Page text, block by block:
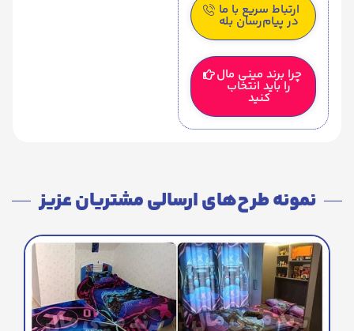
ارتباط سریع با ما
در پیام‌رسان بله
چرا برند مینی مال
را باید انتخاب
کنید
نمونه طرح‌های ارسالی مشتریان عزیز